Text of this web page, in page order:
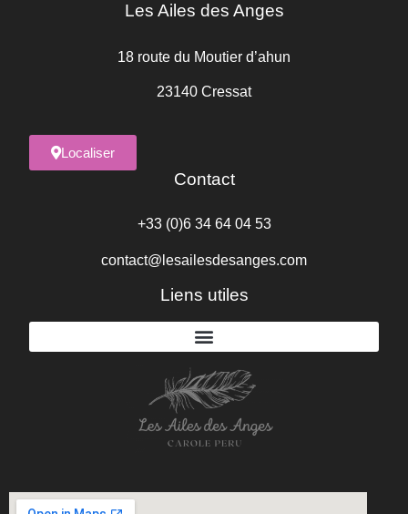
Les Ailes des Anges
18 route du Moutier d’ahun
23140 Cressat
Localiser
Contact
+33 (0)6 34 64 04 53
contact@lesailesdesanges.com
Liens utiles